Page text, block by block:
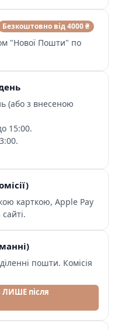
Безкоштовно від 4000 ₴
"Нової Пошти" по
(або з внесеною
15:00.
карткою, Apple Pay
пошти. Комісія
ЛИШЕ після